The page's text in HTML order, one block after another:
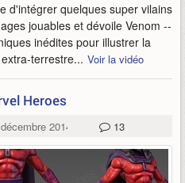
d'intégrer quelques super vilains
jouables et dévoile Venom --
inédites pour illustrer la
terrestre... Voir la vidéo
Heroes
2014 13